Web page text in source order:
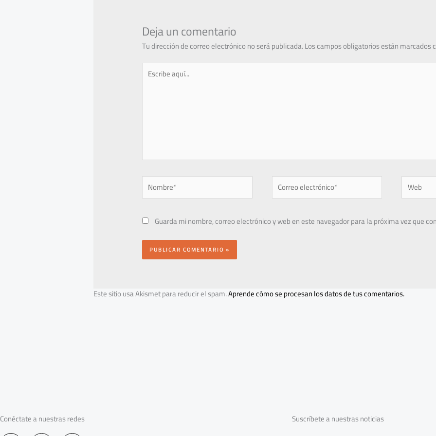
Deja un comentario
Tu dirección de correo electrónico no será publicada.Los campos obligatorios están marcados
Escribe
aquí...
Nombre* Correo
electrónico*
Web
Guarda mi nombre, correo electrónico y web en este navegador para la próxima vez que
Este sitio usa Akismet para reducir el spam.Aprende cómo se procesan los datos de tus comentarios.
Conéctate a nuestras redes
Suscríbete a nuestras noticias